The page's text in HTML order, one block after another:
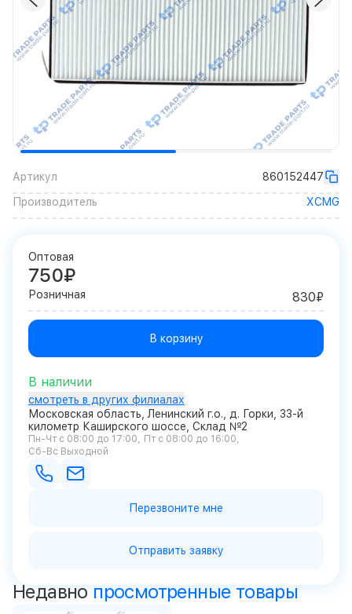
Артикул
860152447
Производитель
XCMG
Оптовая
750₽
Розничная 830₽
В корзину
В наличии
смотреть в других филиалах
Московская область, Ленинский г.о., д. Горки, 33-й
километр Каширского шоссе, Склад №2
Пн-Чт с 08:00 до 17:00
Пт с 08:00 до 16:00
Сб-Вс Выходной
Перезвоните мне
Отправить заявку
Недавно просмотренные товары